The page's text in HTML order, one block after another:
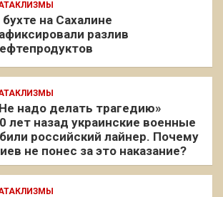
бухте на Сахалине
разлив
надо делать трагедию»
лет назад украинские военные
российский лайнер. Почему
не понес за это наказание?